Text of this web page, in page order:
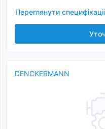
Переглянути специфікації
DENCKERMANN